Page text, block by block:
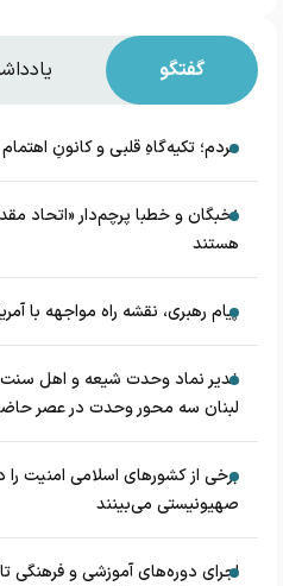
گفتگو
مردم؛ تکیه‌گاهِ قلبی و کانونِ
نخبگان و خطبا پرچم‌دار «اتحاد
هستند
پیام رهبری، نقشه راه مواجهه با
غدیر نماد وحدت شیعه و اهل
لبنان سه محور وحدت در عصر
برخی از کشور‌های اسلامی امنیت را
صهیونیستی می‌بینند
اجرای دوره‌های آموزشی و فرهنگی